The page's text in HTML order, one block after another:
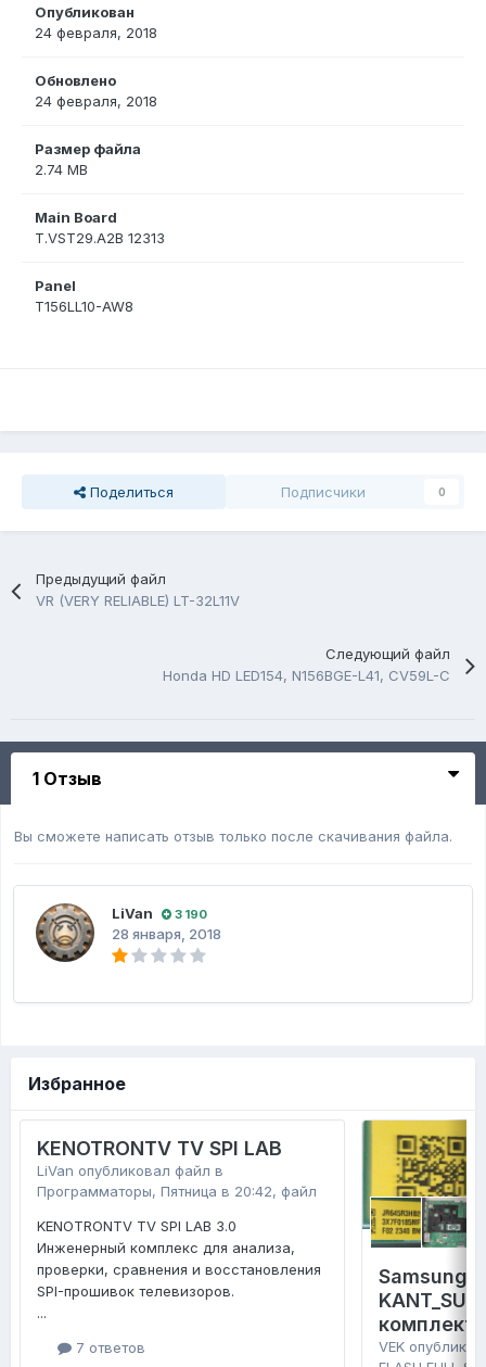
Опубликован
24 февраля, 2018
Обновлено
24 февраля, 2018
Размер файла
2.74 MB
Main Board
T.VST29.A2B 12313
Panel
T156LL10-AW8
Поделиться Подписчики 0
Предыдущий файл
VR (VERY RELIABLE) LT-32L11V
Следующий файл
Honda HD LED154, N156BGE-L41, CV59L-C
1 Отзыв
Вы сможете написать отзыв только после скачивания файла.
LiVan 3 190
28 января, 2018
Избранное
KENOTRONTV TV SPI LAB
LiVan опубликовал файл в
Программаторы, Пятница в 20:42, файл
KENOTRONTV TV SPI LAB 3.0
Инженерный комплекс для анализа,
проверки, сравнения и восстановления
SPI-прошивок телевизоров.
...
7 ответов
Samsung
комплект
VEK